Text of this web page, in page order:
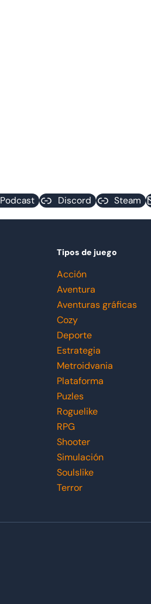
Podcast Discord Steam
Tipos de juego
Acción
Aventura
Aventuras gráficas
Cozy
Deporte
Estrategia
Metroidvania
Plataforma
Puzles
Roguelike
RPG
Shooter
Simulación
Soulslike
Terror